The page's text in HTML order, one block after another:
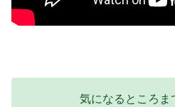
気になるところま